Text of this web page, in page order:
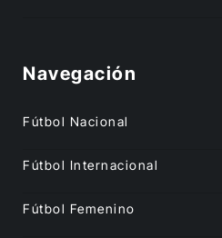
Navegación
Fútbol Nacional
Fútbol Internacional
Fútbol Femenino